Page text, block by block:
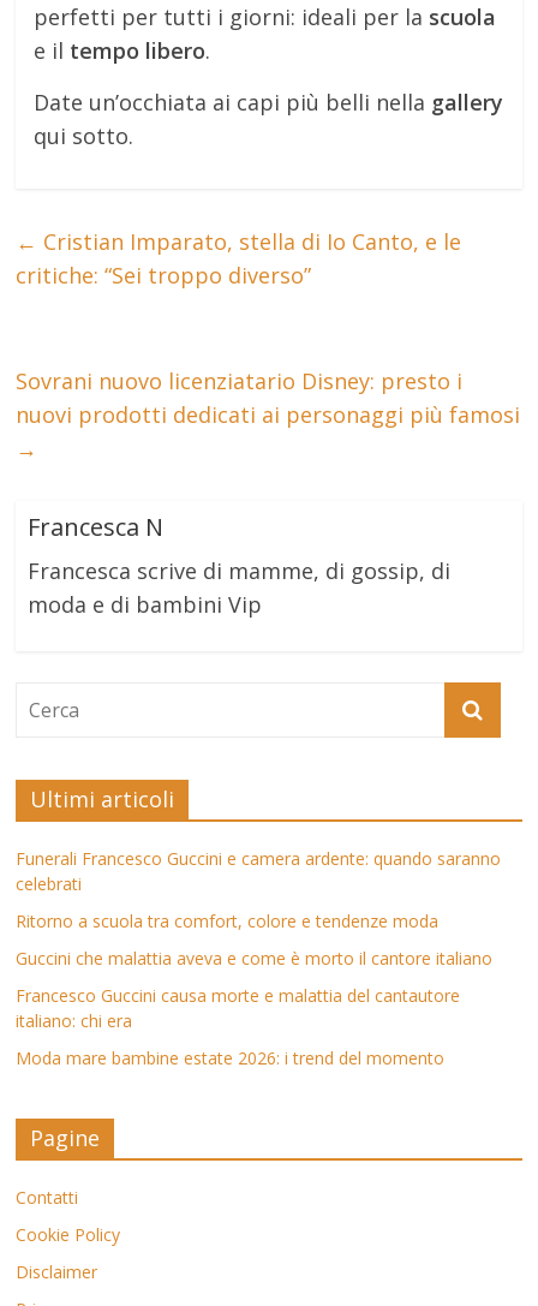
perfetti per tutti i giorni: ideali per la scuola
e il tempo libero.
Date un’occhiata ai capi più belli nella gallery
qui sotto.
← Cristian Imparato, stella di Io Canto, e le
critiche: “Sei troppo diverso”
Sovrani nuovo licenziatario Disney: presto i
nuovi prodotti dedicati ai personaggi più famosi
→
Francesca N
Francesca scrive di mamme, di gossip, di
moda e di bambini Vip
Ultimi articoli
Funerali Francesco Guccini e camera ardente: quando saranno
celebrati
Ritorno a scuola tra comfort, colore e tendenze moda
Guccini che malattia aveva e come è morto il cantore italiano
Francesco Guccini causa morte e malattia del cantautore
italiano: chi era
Moda mare bambine estate 2026: i trend del momento
Pagine
Contatti
Cookie Policy
Disclaimer